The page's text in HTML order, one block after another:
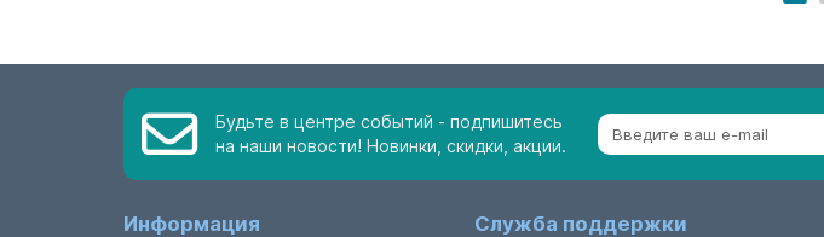
Будьте в центре событий - подпишитесь
на наши новости! Новинки, скидки, акции.
Информация Служба поддержки